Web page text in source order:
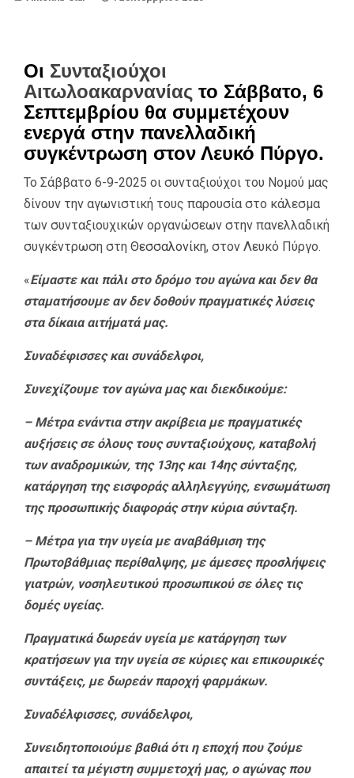
Οι Συνταξιούχοι
Αιτωλοακαρνανίας το Σάββατο, 6
Σεπτεμβρίου θα συμμετέχουν
ενεργά στην πανελλαδική
συγκέντρωση στον Λευκό Πύργο.
Το Σάββατο 6-9-2025 οι συνταξιούχοι του Νομού μας
δίνουν την αγωνιστική τους παρουσία στο κάλεσμα
των συνταξιουχικών οργανώσεων στην πανελλαδική
συγκέντρωση στη Θεσσαλονίκη, στον Λευκό Πύργο.
«Είμαστε και πάλι στο δρόμο του αγώνα και δεν θα
σταματήσουμε αν δεν δοθούν πραγματικές λύσεις
στα δίκαια αιτήματά μας.
Συναδέφισσες και συνάδελφοι,
Συνεχίζουμε τον αγώνα μας και διεκδικούμε:
– Μέτρα ενάντια στην ακρίβεια με πραγματικές
αυξήσεις σε όλους τους συνταξιούχους, καταβολή
των αναδρομικών, της 13ης και 14ης σύνταξης,
κατάργηση της εισφοράς αλληλεγγύης, ενσωμάτωση
της προσωπικής διαφοράς στην κύρια σύνταξη.
– Μέτρα για την υγεία με αναβάθμιση της
Πρωτοβάθμιας περίθαλψης, με άμεσες προσλήψεις
γιατρών, νοσηλευτικού προσωπικού σε όλες τις
δομές υγείας.
Πραγματικά δωρεάν υγεία με κατάργηση των
κρατήσεων για την υγεία σε κύριες και επικουρικές
συντάξεις, με δωρεάν παροχή φαρμάκων.
Συναδέλφισσες, συνάδελφοι,
Συνειδητοποιούμε βαθιά ότι η εποχή που ζούμε
απαιτεί τα μέγιστη συμμετοχή μας, ο αγώνας που